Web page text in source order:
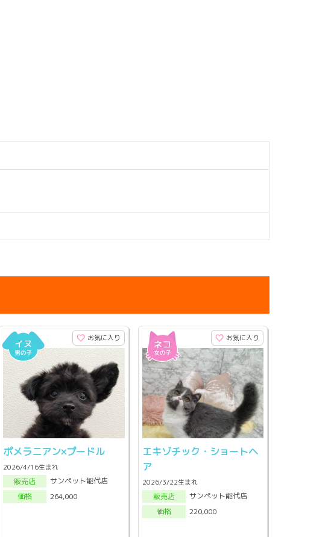
お気に入り
ポメラニアン×プードル
2026/4/16生まれ
販売店
サンペット能代店
価格
264,000
お気に入り
エキゾチック・ショートヘ
ア
2026/3/22生まれ
販売店
サンペット能代店
価格
220,000